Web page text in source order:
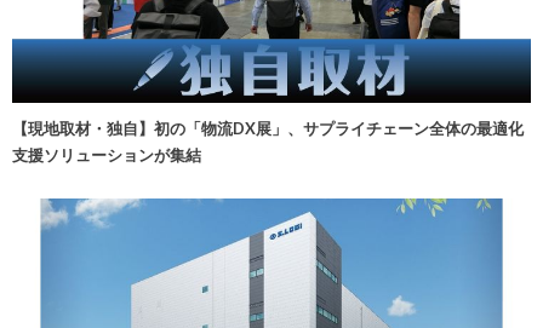
【現地取材・独自】初の「物流DX展」、サプライチェーン全体の最適化
支援ソリューションが集結